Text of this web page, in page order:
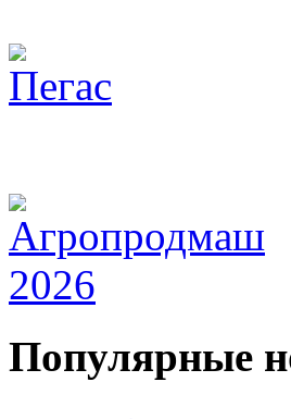
Популярные